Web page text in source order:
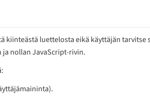
kiinteästä luettelosta eikä käyttäjän
nollan JavaScript-rivin.